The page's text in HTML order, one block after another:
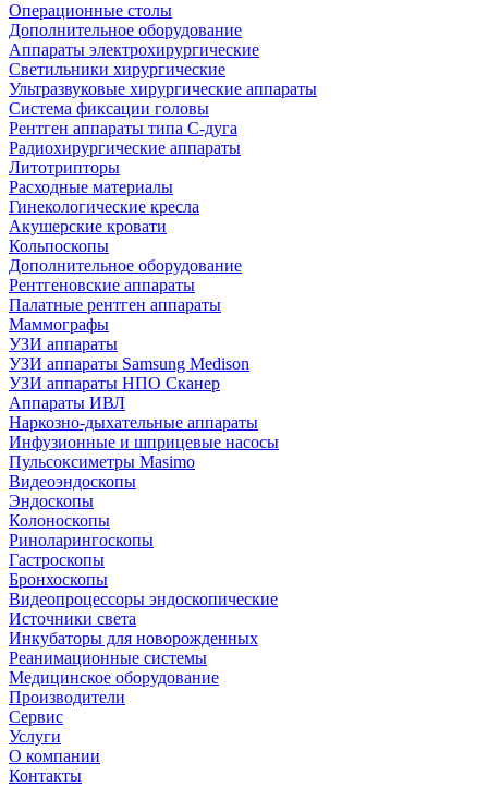
Операционные столы
Дополнительное оборудование
Аппараты электрохирургические
Светильники хирургические
Ультразвуковые хирургические аппараты
Система фиксации головы
Рентген аппараты типа С-дуга
Радиохирургические аппараты
Литотрипторы
Расходные материалы
Гинекологические кресла
Акушерские кровати
Кольпоскопы
Дополнительное оборудование
Рентгеновские аппараты
Палатные рентген аппараты
Маммографы
УЗИ аппараты
УЗИ аппараты Samsung Medison
УЗИ аппараты НПО Сканер
Аппараты ИВЛ
Наркозно-дыхательные аппараты
Инфузионные и шприцевые насосы
Пульсоксиметры Masimo
Видеоэндоскопы
Эндоскопы
Колоноскопы
Риноларингоскопы
Гастроскопы
Бронхоскопы
Видеопроцессоры эндоскопические
Источники света
Инкубаторы для новорожденных
Реанимационные системы
Медицинское оборудование
Производители
Сервис
Услуги
О компании
Контакты